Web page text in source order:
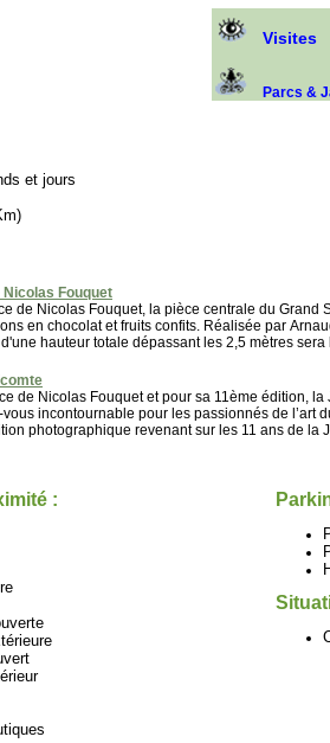
et jours
Visites
Parcs &
Fouquet
de Nicolas Fouquet, la pièce centrale du Grand
en chocolat et fruits confits. Réalisée par
hauteur totale dépassant les 2,5 mètres
de Nicolas Fouquet et pour sa 11ème édition, la
incontournable pour les passionnés de l’art
photographique revenant sur les 11 ans de la
: